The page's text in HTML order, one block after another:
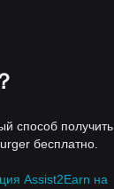
способ получить
бесплатно.
Assist2Earn на